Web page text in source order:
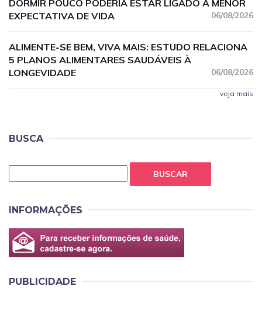
DORMIR POUCO PODERIA ESTAR LIGADO A MENOR
EXPECTATIVA DE VIDA
06/08/2026
ALIMENTE-SE BEM, VIVA MAIS: ESTUDO RELACIONA
5 PLANOS ALIMENTARES SAUDÁVEIS À
LONGEVIDADE
06/08/2026
veja mais
BUSCA
BUSCAR
INFORMAÇÕES
PUBLICIDADE